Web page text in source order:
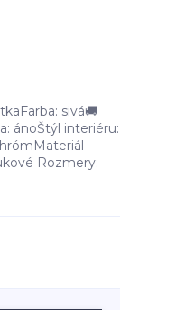
sivá🚚
ánoŠtýl interiéru:
Rozmery: